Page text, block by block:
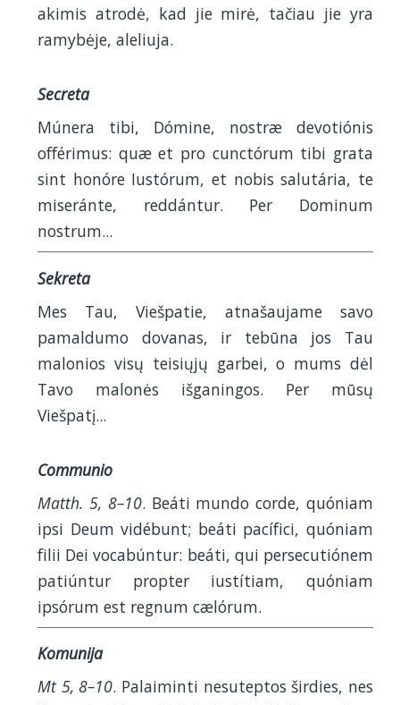
akimis atrodė, kad jie mirė, tačiau jie yra
ramybėje, aleliuja.
Secreta
Múnera tibi, Dómine, nostræ devotiónis
offérimus: quæ et pro cunctórum tibi grata
sint honóre Iustórum, et nobis salutária, te
miseránte, reddántur. Per Dominum
nostrum...
Sekreta
Mes Tau, Viešpatie, atnašaujame savo
pamaldumo dovanas, ir tebūna jos Tau
malonios visų teisiųjų garbei, o mums dėl
Tavo malonės išganingos. Per mūsų
Viešpatį...
Communio
Matth. 5, 8–10. Beáti mundo corde, quóniam
ipsi Deum vidébunt; beáti pacífici, quóniam
filii Dei vocabúntur: beáti, qui persecutiónem
patiúntur propter iustítiam, quóniam
ipsórum est regnum cælórum.
Komunija
Mt 5, 8–10. Palaiminti nesuteptos širdies, nes